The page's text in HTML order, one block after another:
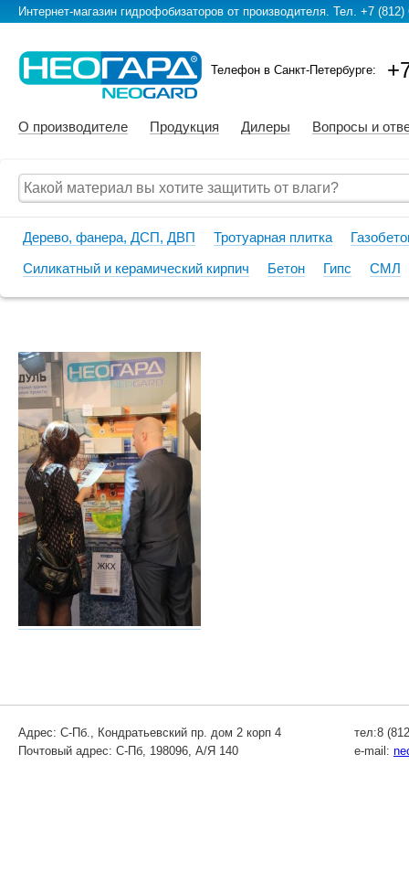
Интернет-магазин гидрофобизаторов от производителя. Тел. +7 (812)
Телефон в Санкт-Петербурге:
О производителе Продукция Дилеры Вопросы и
Дерево, фанера, ДСП, ДВП Тротуарная плитка
Силикатный и керамический кирпич Бетон Гипс СМЛ
Адрес: С-Пб., Кондратьевский пр. дом 2 корп 4
Почтовый адрес: С-Пб, 198096, А/Я 140
тел:8
e-mail: